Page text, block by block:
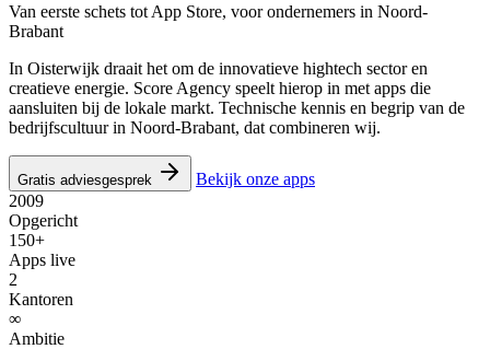
Van eerste schets tot App Store, voor ondernemers in Noord-
Brabant
In Oisterwijk draait het om de innovatieve hightech sector en
creatieve energie. Score Agency speelt hierop in met apps die
aansluiten bij de lokale markt. Technische kennis en begrip van de
bedrijfscultuur in Noord-Brabant, dat combineren wij.
Gratis adviesgesprek
Bekijk onze apps
2009
Opgericht
150+
Apps live
2
Kantoren
∞
Ambitie